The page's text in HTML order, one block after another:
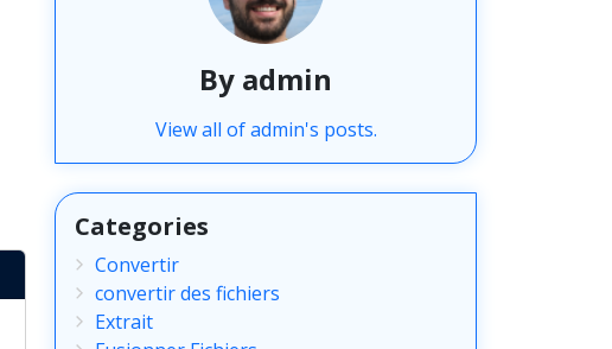
By admin
View all of admin's posts.
Categories
Convertir
convertir des fichiers
Extrait